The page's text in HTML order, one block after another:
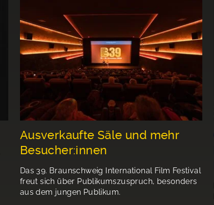
Ausverkaufte Säle und mehr
Besucher:innen
Das 39. Braunschweig International Film Festival
freut sich über Publikumszuspruch, besonders
aus dem jungen Publikum.